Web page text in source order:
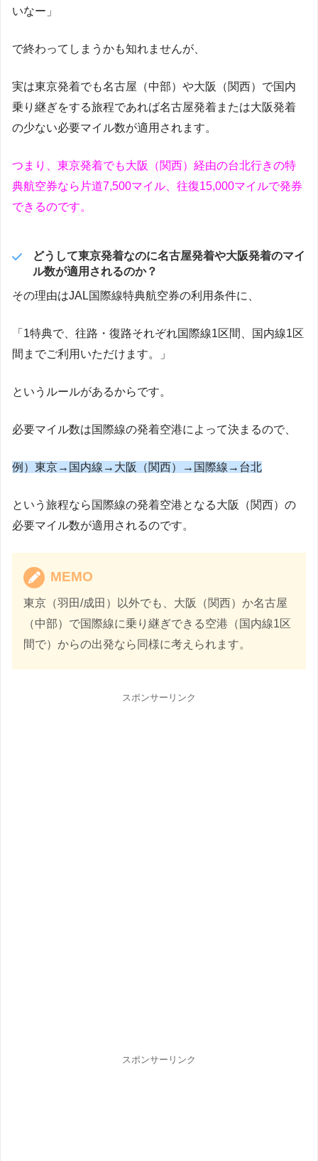
いなー」
で終わってしまうかも知れませんが、
実は東京発着でも名古屋（中部）や大阪（関西）で国内
乗り継ぎをする旅程であれば名古屋発着または大阪発着
の少ない必要マイル数が適用されます。
つまり、東京発着でも大阪（関西）経由の台北行きの特
典航空券なら片道7,500マイル、往復15,000マイルで発券
できるのです。
どうして東京発着なのに名古屋発着や大阪発着のマイ
ル数が適用されるのか？
その理由はJAL国際線特典航空券の利用条件に、
「1特典で、往路・復路それぞれ国際線1区間、国内線1区
間までご利用いただけます。」
というルールがあるからです。
必要マイル数は国際線の発着空港によって決まるので、
例）東京→国内線→大阪（関西）→国際線→台北
という旅程なら国際線の発着空港となる大阪（関西）の
必要マイル数が適用されるのです。
MEMO
東京（羽田/成田）以外でも、大阪（関西）か名古屋
（中部）で国際線に乗り継ぎできる空港（国内線1区
間で）からの出発なら同様に考えられます。
スポンサーリンク
スポンサーリンク